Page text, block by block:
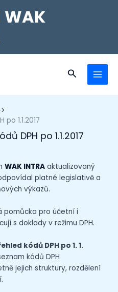
1.1.2017
DPH po 1.1.2017
WAK INTRA aktualizovaný
platné legislativě a
výkazů.
pomůcka pro účetní i
s doklady v režimu DPH.
kódů DPH po 1. 1.
kódů DPH
jejich struktury, rozdělení